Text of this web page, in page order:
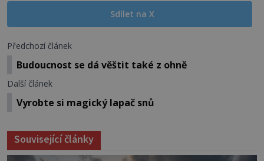
Sdílet na X
Předchozí článek
Budoucnost se dá věštit také z ohně
Další článek
Vyrobte si magický lapač snů
Související články